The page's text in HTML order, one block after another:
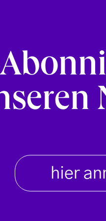
hier